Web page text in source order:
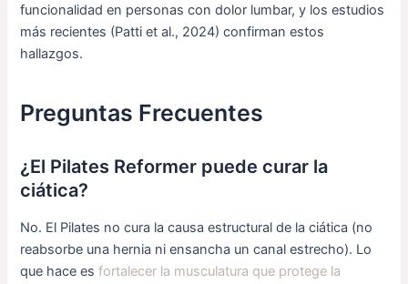
funcionalidad en personas con dolor lumbar, y los estudios
más recientes (Patti et al., 2024) confirman estos
hallazgos.
Preguntas Frecuentes
¿El Pilates Reformer puede curar la
ciática?
No. El Pilates no cura la causa estructural de la ciática (no
reabsorbe una hernia ni ensancha un canal estrecho). Lo
que hace esfortalecer la musculatura que protege la